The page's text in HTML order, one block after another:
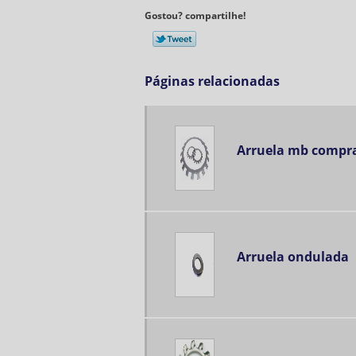
Gostou? compartilhe!
Páginas relacionadas
Arruela mb
Arruela ondulada